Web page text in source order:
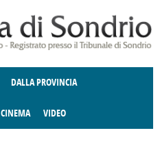
DALLA PROVINCIA
CINEMA VIDEO